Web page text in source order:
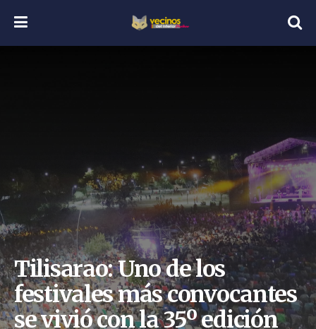
Tilisarao: Uno de los
festivales más convocantes
se vivió con la 35º edición